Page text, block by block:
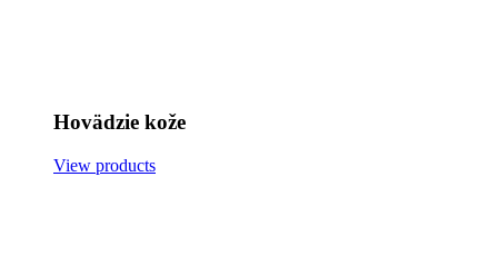
Hovädzie kože
View products